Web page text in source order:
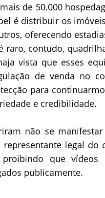
de 50.000
é distribuir os
oferecendo
raro, contudo,
vista que esses
de venda no
para
e credibilidade.
não se
legal do
que vídeos
publicamente.